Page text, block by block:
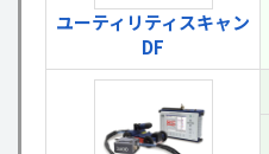
ユーティリティスキャン
DF